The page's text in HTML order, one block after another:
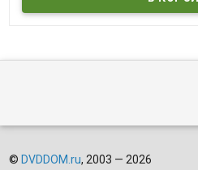
© DVDDOM.ru, 2003 — 2026